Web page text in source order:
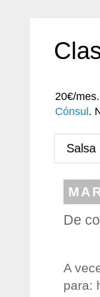
20€/
Cónsul .
Salsa
De
A
para: